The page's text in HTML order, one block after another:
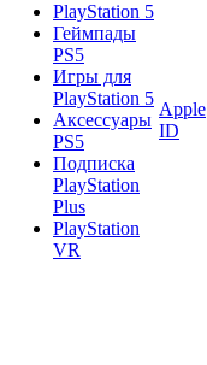
PlayStation 5
Геймпады
PS5
Игры для
PlayStation 5
Аксессуары
PS5
Подписка
PlayStation
Plus
PlayStation
VR
Apple
ID